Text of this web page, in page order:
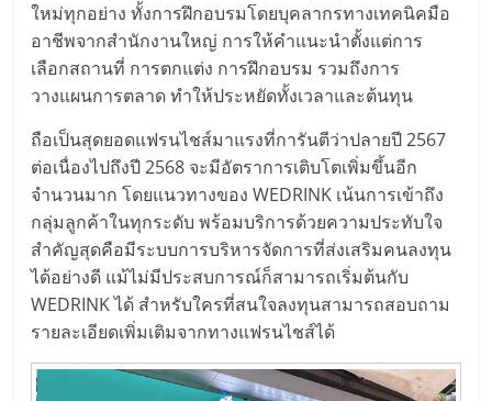
ขาย
หน้า
บ้าน
ลงทุน
คืน
ทุน
ไว,
ปรึกษา
การ
ลงทุน
และ
ใหม่ทุกอย่าง ทั้งการฝึกอบรมโดยบุคลากรทางเทคนิคมือ
อาชีพจากสำนักงานใหญ่ การให้คำแนะนำตั้งแต่การ
เลือกสถานที่ การตกแต่ง การฝึกอบรม รวมถึงการ
วางแผนการตลาด ทำให้ประหยัดทั้งเวลาและต้นทุน
ถือเป็นสุดยอดแฟรนไชส์มาแรงที่การันตีว่าปลายปี 2567
ต่อเนื่องไปถึงปี 2568 จะมีอัตราการเติบโตเพิ่มขึ้นอีก
จำนวนมาก โดยแนวทางของ WEDRINK เน้นการเข้าถึง
กลุ่มลูกค้าในทุกระดับ พร้อมบริการด้วยความประทับใจ
สำคัญสุดคือมีระบบการบริหารจัดการที่ส่งเสริมคนลงทุน
ได้อย่างดี แม้ไม่มีประสบการณ์ก็สามารถเริ่มต้นกับ
WEDRINK ได้ สำหรับใครที่สนใจลงทุนสามารถสอบถาม
รายละเอียดเพิ่มเติมจากทางแฟรนไชส์ได้